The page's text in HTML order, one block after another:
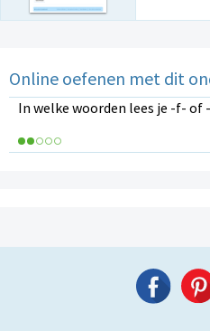
Online oefenen met dit
In welke woorden lees je -f- of